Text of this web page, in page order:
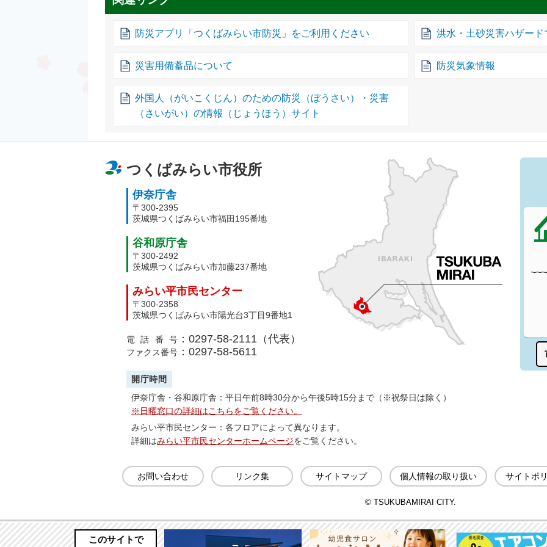
防災アプリ「つくばみらい市防災」をご利用ください 洪水・土砂災害ハザード
災害用備蓄品について 防災気象情報
外国人（がいこくじん）のための防災（ぼうさい）・災害
（さいがい）の情報（じょうほう）サイト
つくばみらい市役所
伊奈庁舎
〒300-2395
茨城県つくばみらい市福田195番地
谷和原庁舎
〒300-2492
茨城県つくばみらい市加藤237番地
みらい平市民センター
〒300-2358
茨城県つくばみらい市陽光台3丁目9番地1
電話番号 ：0297-58-2111（代表）
ファクス番号 ：0297-58-5611
開庁時間
伊奈庁舎・谷和原庁舎：平日午前8時30分から午後5時15分まで（※祝祭日は除く）
※日曜窓口の詳細はこちらをご覧ください。
みらい平市民センター：各フロアによって異なります。
詳細はみらい平市民センターホームページをご覧ください。
お問い合わせ リンク集 サイトマップ 個人情報の取り扱い サイトポ
© TSUKUBAMIRAI CITY.
このサイトで